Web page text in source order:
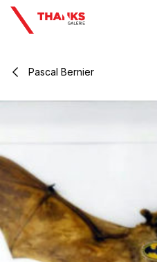
Se rendre au contenu
Pascal Bernier